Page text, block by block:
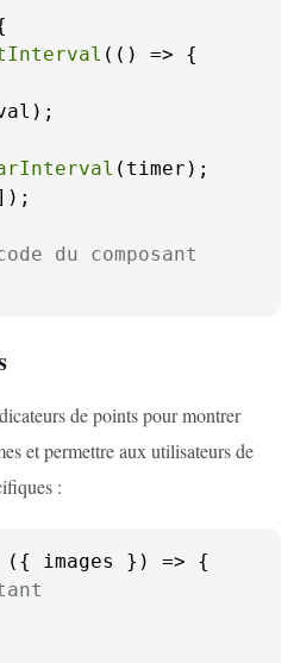
( () =>
(timer);
du composant
de points pour montrer
et permettre aux utilisateurs de
:
( { images }